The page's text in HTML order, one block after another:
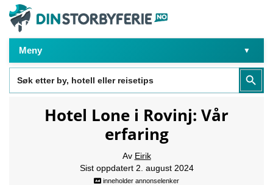
Meny
Search
for:
Search
Hotel Lone i Rovinj: Vår
erfaring
Av Eirik
Sist oppdatert 2. august 2024
inneholder annonselenker